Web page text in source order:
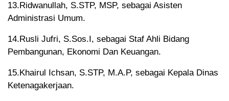
13.Ridwanullah, S.STP, MSP, sebagai Asisten
Administrasi Umum.
14.Rusli Jufri, S.Sos.I, sebagai Staf Ahli Bidang
Pembangunan, Ekonomi Dan Keuangan.
15.Khairul Ichsan, S.STP, M.A.P, sebagai Kepala Dinas
Ketenagakerjaan.